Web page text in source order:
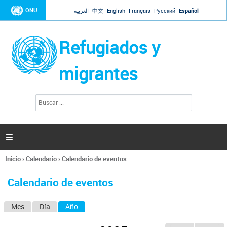
Jump to navigation
ONU العربية 中文 English Français Русский Español
Refugiados y
migrantes
l
s

Se
usted
Inicio›Calendario›Calendario de eventos
Calendario de eventos
Mes Día Año